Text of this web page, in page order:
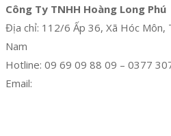
Công Ty TNHH Hoàng Long Phú
Địa chỉ: 112/6 Ấp 36, Xã Hóc Môn,
Nam
Hotline: 09 69 09 88 09 – 0377
Email: